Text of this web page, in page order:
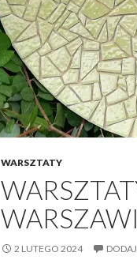
WARSZTATY
2 LUTEGO 2024